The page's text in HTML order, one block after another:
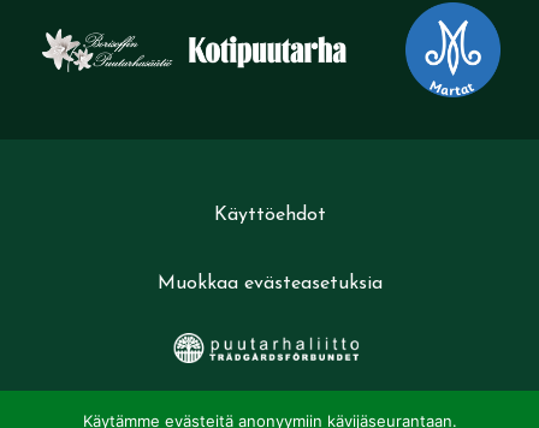
Käyttöehdot
Muokkaa evästeasetuksia
Käytämme evästeitä anonyymiin kävijäseurantaan.